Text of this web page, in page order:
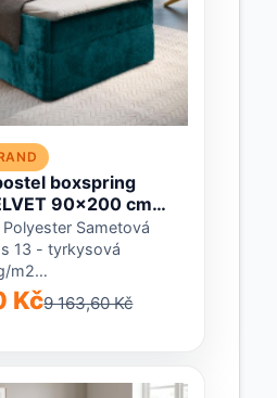
boxspring
90x200 cm
Matrace
Sametová
13 - tyrkysová
m2
Šířka: 90 cm
Výška čela...
Kč9 163,60 Kč